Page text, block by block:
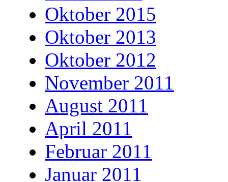
Oktober 2015
Oktober 2013
Oktober 2012
November 2011
August 2011
April 2011
Februar 2011
Januar 2011